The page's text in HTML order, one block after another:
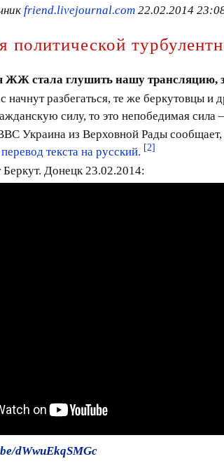
friend.livejournal.com 22.02.2014
политической
ЖЖ стала глушить нашу трансляцию,
начнут разбегаться, те же беркутовцы и
силу, то это непобедимая сила –
Украина из Верховной Рады
перевод текста на русский. [2]
Донецк 23.02.2014:
dWwuEkqSMGc